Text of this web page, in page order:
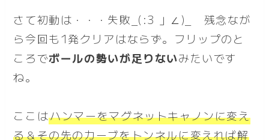
さて初動は・・・失敗_(:3 」∠)_ 残念なが
ら今回も1発クリアはならず。フリップのと
ころでボールの勢いが足りないみたいです
ね。
ここはハンマーをマグネットキャノンに変え
る＆その先のカーブをトンネルに変えれば解